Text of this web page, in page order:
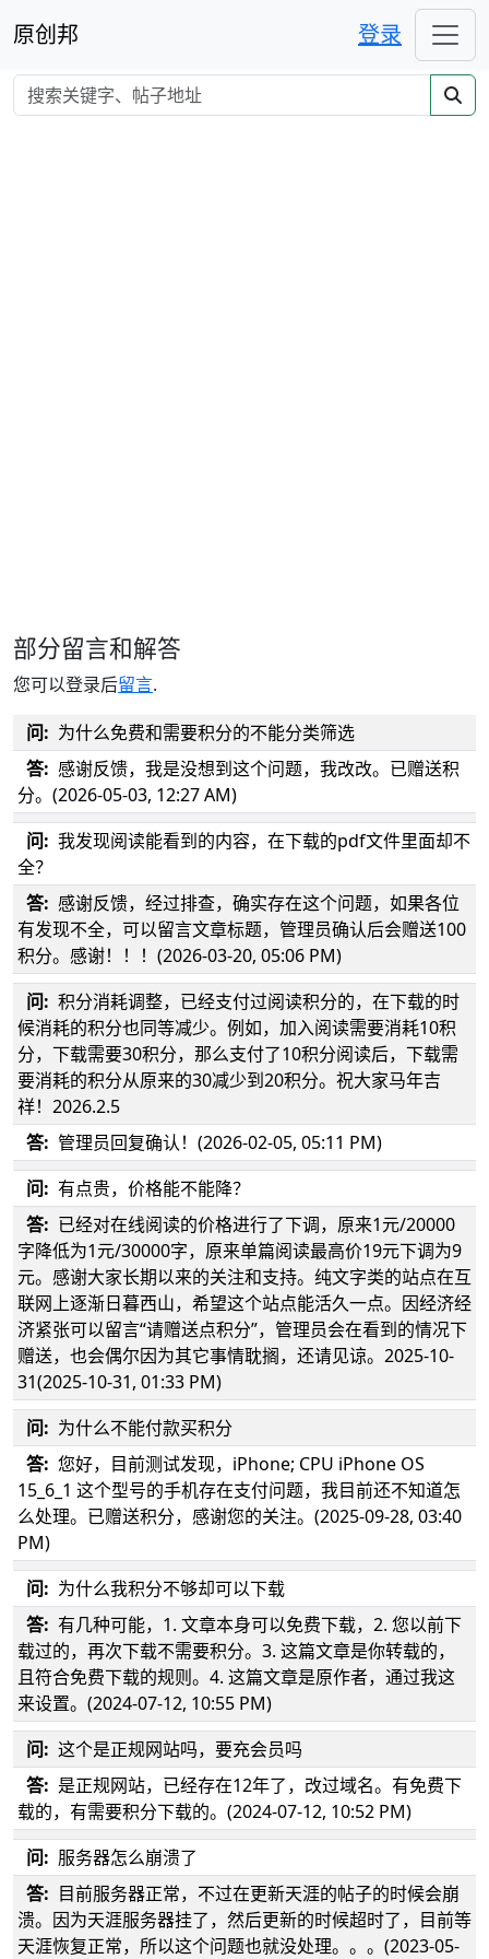
原创邦 登录
部分留言和解答
您可以登录后留言.
问: 为什么免费和需要积分的不能分类筛选
答: 感谢反馈，我是没想到这个问题，我改改。已赠送积
分。(2026-05-03, 12:27 AM)
问: 我发现阅读能看到的内容，在下载的pdf文件里面却不
全？
答: 感谢反馈，经过排查，确实存在这个问题，如果各位
有发现不全，可以留言文章标题，管理员确认后会赠送100
积分。感谢！！！(2026-03-20, 05:06 PM)
问: 积分消耗调整，已经支付过阅读积分的，在下载的时
候消耗的积分也同等减少。例如，加入阅读需要消耗10积
分，下载需要30积分，那么支付了10积分阅读后，下载需
要消耗的积分从原来的30减少到20积分。祝大家马年吉
祥！2026.2.5
答: 管理员回复确认！(2026-02-05, 05:11 PM)
问: 有点贵，价格能不能降？
答: 已经对在线阅读的价格进行了下调，原来1元/20000
字降低为1元/30000字，原来单篇阅读最高价19元下调为9
元。感谢大家长期以来的关注和支持。纯文字类的站点在互
联网上逐渐日暮西山，希望这个站点能活久一点。因经济经
济紧张可以留言“请赠送点积分”，管理员会在看到的情况下
赠送，也会偶尔因为其它事情耽搁，还请见谅。2025-10-
31(2025-10-31, 01:33 PM)
问: 为什么不能付款买积分
答: 您好，目前测试发现，iPhone; CPU iPhone OS
15_6_1 这个型号的手机存在支付问题，我目前还不知道怎
么处理。已赠送积分，感谢您的关注。(2025-09-28, 03:40
PM)
问: 为什么我积分不够却可以下载
答: 有几种可能，1. 文章本身可以免费下载，2. 您以前下
载过的，再次下载不需要积分。3. 这篇文章是你转载的，
且符合免费下载的规则。4. 这篇文章是原作者，通过我这
来设置。(2024-07-12, 10:55 PM)
问: 这个是正规网站吗，要充会员吗
答: 是正规网站，已经存在12年了，改过域名。有免费下
载的，有需要积分下载的。(2024-07-12, 10:52 PM)
问: 服务器怎么崩溃了
答: 目前服务器正常，不过在更新天涯的帖子的时候会崩
溃。因为天涯服务器挂了，然后更新的时候超时了，目前等
天涯恢复正常，所以这个问题也就没处理。。。(2023-05-